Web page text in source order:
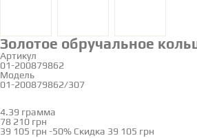
Золотое обручальное
Артикул
01-200879862
Модель
01-200879862/307
4.39 грамма
78 210 грн
39 105 грн -50% Скидка 39 105 грн